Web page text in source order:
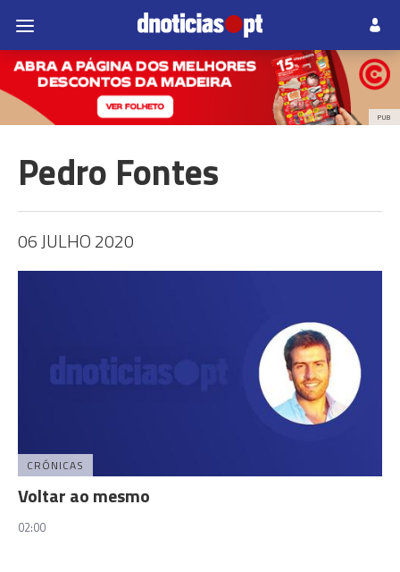
PUB
Pedro Fontes
06 JULHO 2020
CRÓNICAS
Voltar ao mesmo
02:00